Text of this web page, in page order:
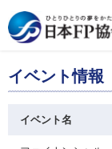
イベント情報
イベント名